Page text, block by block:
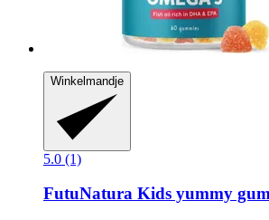
Winkelmandje
5.0 (1)
FutuNatura Kids yummy